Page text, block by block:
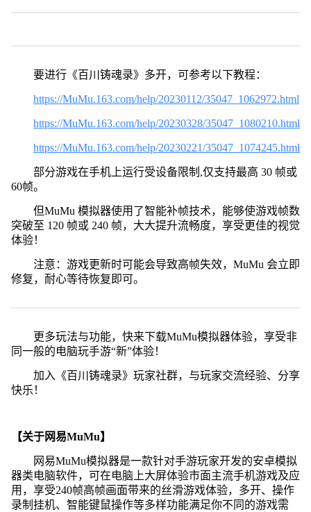
要进行《百川铸魂录》多开，可参考以下教程：
https://MuMu.163.com/help/20230112/35047_1062972.html
https://MuMu.163.com/help/20230328/35047_1080210.html
https://MuMu.163.com/help/20230221/35047_1074245.html
部分游戏在手机上运行受设备限制,仅支持最高 30 帧或
60帧。
但MuMu 模拟器使用了智能补帧技术，能够使游戏帧数
突破至 120 帧或 240 帧，大大提升流畅度，享受更佳的视觉
体验！
注意：游戏更新时可能会导致高帧失效，MuMu 会立即
修复，耐心等待恢复即可。
更多玩法与功能，快来下载MuMu模拟器体验，享受非
同一般的电脑玩手游“新”体验！
加入《百川铸魂录》玩家社群，与玩家交流经验、分享
快乐！
【关于网易MuMu】
网易MuMu模拟器是一款针对手游玩家开发的安卓模拟
器类电脑软件，可在电脑上大屏体验市面主流手机游戏及应
用，享受240帧高帧画面带来的丝滑游戏体验，多开、操作
录制挂机、智能键鼠操作等多样功能满足你不同的游戏需